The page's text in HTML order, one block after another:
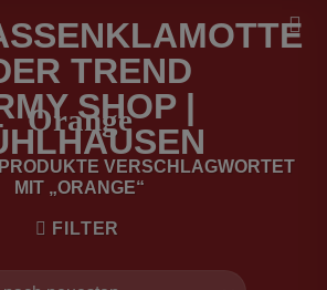
Orange
PRODUKTE VERSCHLAGWORTET
MIT „ORANGE“
FILTER